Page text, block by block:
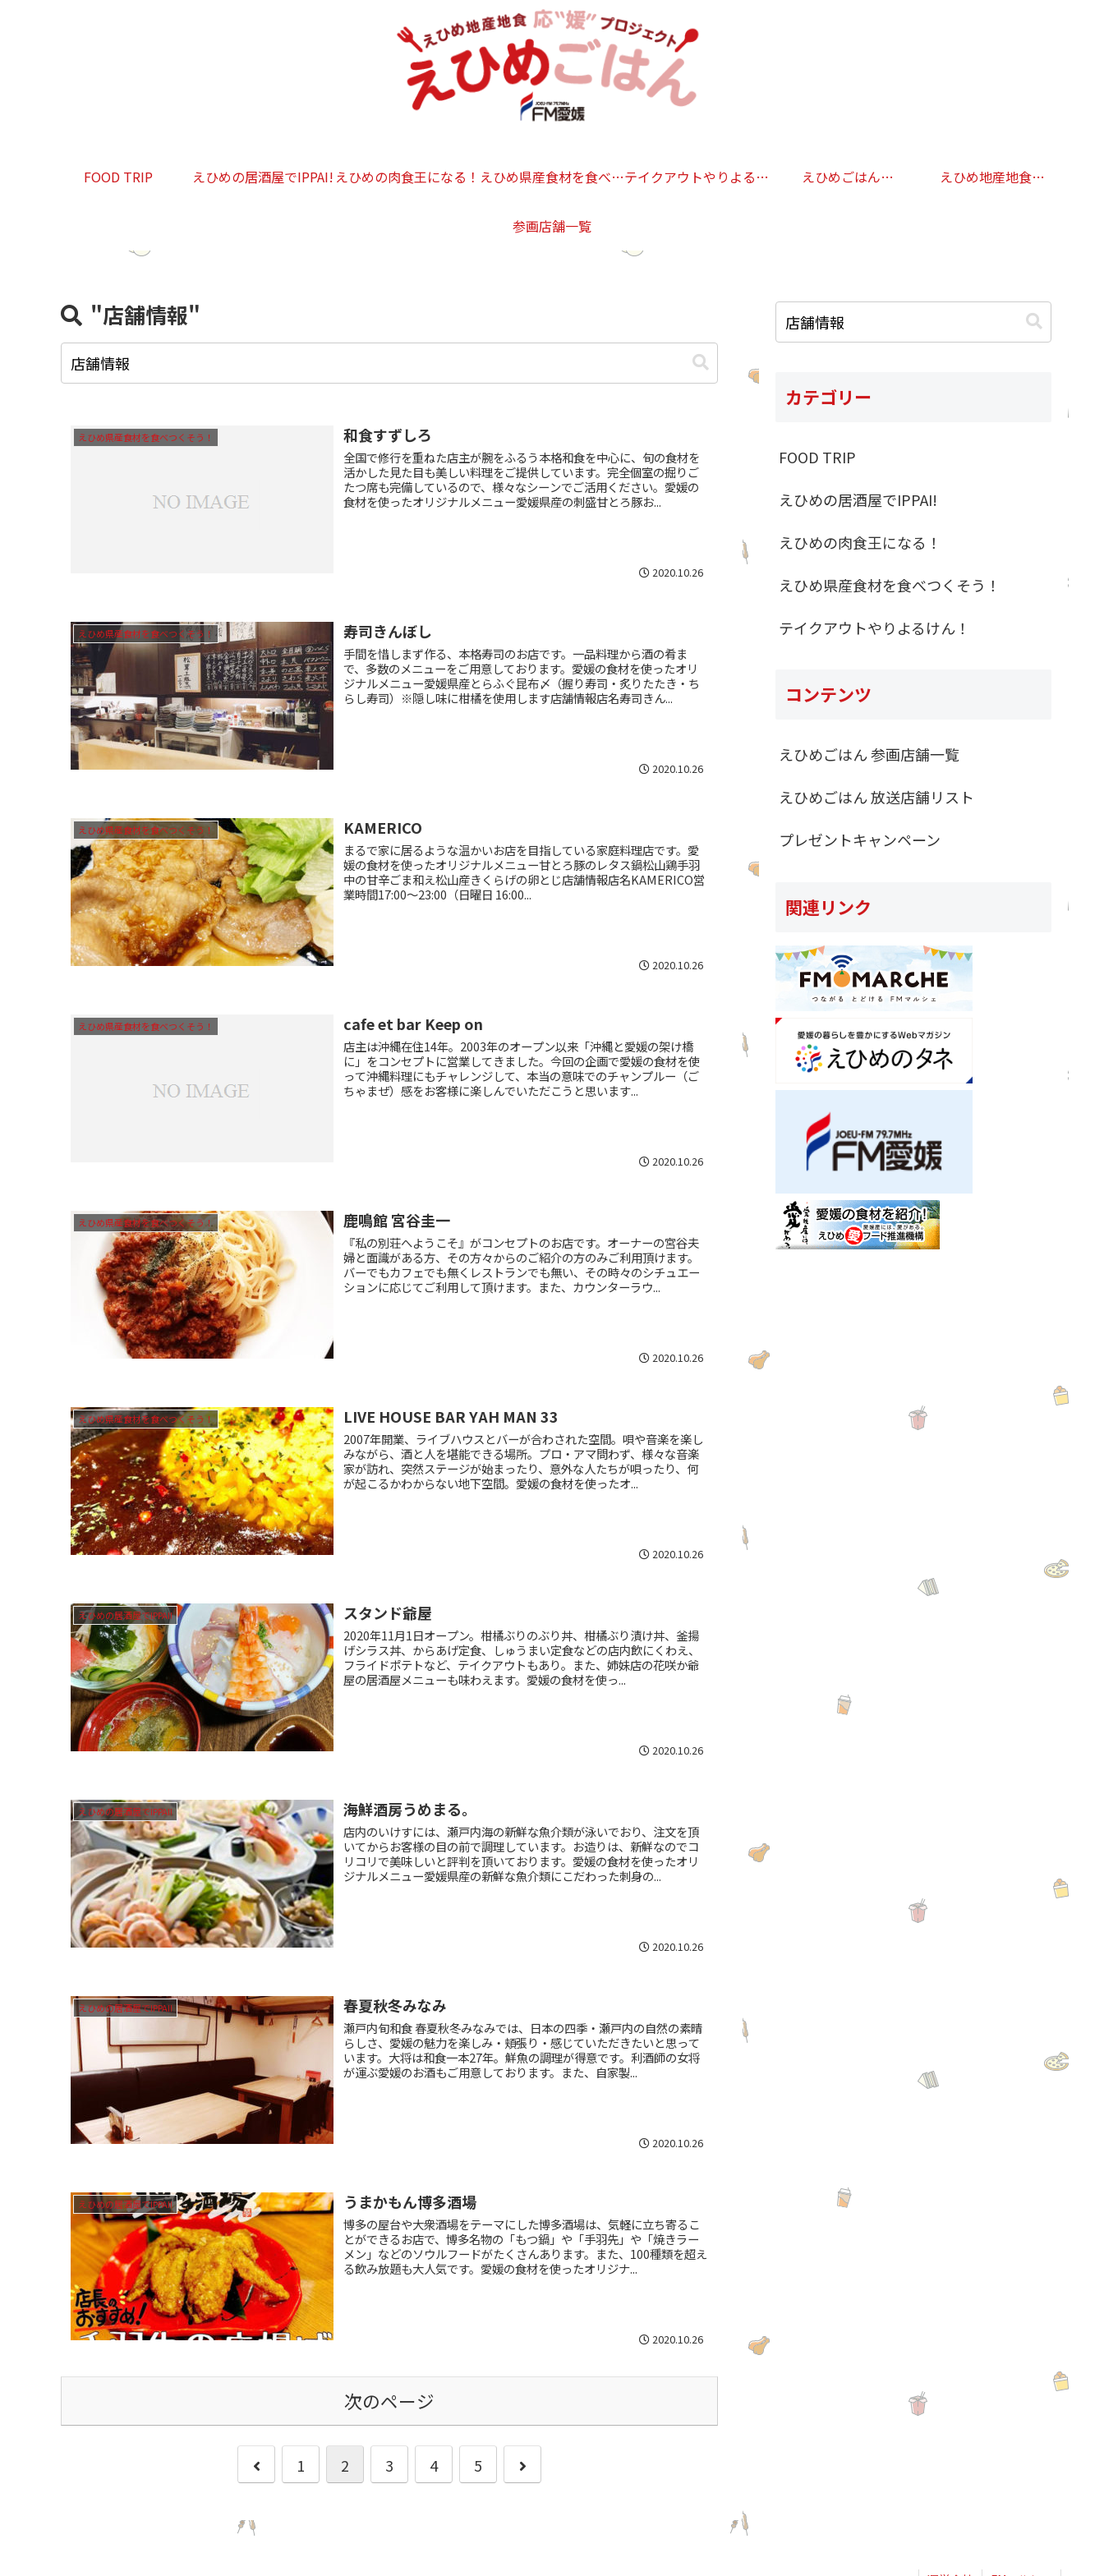
FOOD TRIP えひめの居酒屋でIPPAI! えひめの肉食王になる！ えひめ県産食材を食べつ
くそう！
テイクアウトやりよるけ えひめごはん
キャンペーン
えひめ地産地食
参画店舗一覧
"店舗情報"
えひめ県産食材を食べつくそう！ 和食すずしろ
全国で修行を重ねた店主が腕をふるう本格和食を中心に、旬の食材を
活かした見た目も美しい料理をご提供しています。完全個室の掘りご
たつ席も完備しているので、様々なシーンでご活用ください。愛媛の
食材を使ったオリジナルメニュー愛媛県産の刺盛甘とろ豚お...
2020.10.26
えひめ県産食材を食べつくそう！ 寿司きんぼし
手間を惜しまず作る、本格寿司のお店です。一品料理から酒の肴ま
で、多数のメニューをご用意しております。愛媛の食材を使ったオリ
ジナルメニュー愛媛県産とらふぐ昆布〆（握り寿司・炙りたたき・ち
らし寿司）※隠し味に柑橘を使用します店舗情報店名寿司きん...
2020.10.26
えひめ県産食材を食べつくそう！ KAMERICO
まるで家に居るような温かいお店を目指している家庭料理店です。愛
媛の食材を使ったオリジナルメニュー甘とろ豚のレタス鍋松山鶏手羽
中の甘辛ごま和え松山産きくらげの卵とじ店舗情報店名KAMERICO営
業時間17:00～23:00（日曜日 16:00...
2020.10.26
えひめ県産食材を食べつくそう！ cafe et bar Keep on
店主は沖縄在住14年。2003年のオープン以来「沖縄と愛媛の架け橋
に」をコンセプトに営業してきました。今回の企画で愛媛の食材を使
って沖縄料理にもチャレンジして、本当の意味でのチャンプルー（ご
ちゃまぜ）感をお客様に楽しんでいただこうと思います...
2020.10.26
えひめ県産食材を食べつくそう！ 鹿鳴館 宮谷圭一
『私の別荘へようこそ』がコンセプトのお店です。オーナーの宮谷夫
婦と面識がある方、その方々からのご紹介の方のみご利用頂けます。
バーでもカフェでも無くレストランでも無い、その時々のシチュエー
ションに応じてご利用して頂けます。また、カウンターラウ...
2020.10.26
えひめ県産食材を食べつくそう！ LIVE HOUSE BAR YAH MAN 33
2007年開業、ライブハウスとバーが合わされた空間。唄や音楽を楽し
みながら、酒と人を堪能できる場所。プロ・アマ問わず、様々な音楽
家が訪れ、突然ステージが始まったり、意外な人たちが唄ったり、何
が起こるかわからない地下空間。愛媛の食材を使ったオ...
2020.10.26
えひめの居酒屋でIPPAI! スタンド爺屋
2020年11月1日オープン。柑橘ぶりのぶり丼、柑橘ぶり漬け丼、釜揚
げシラス丼、からあげ定食、しゅうまい定食などの店内飲にくわえ、
フライドポテトなど、テイクアウトもあり。また、姉妹店の花咲か爺
屋の居酒屋メニューも味わえます。愛媛の食材を使っ...
2020.10.26
えひめの居酒屋でIPPAI! 海鮮酒房うめまる。
店内のいけすには、瀬戸内海の新鮮な魚介類が泳いでおり、注文を頂
いてからお客様の目の前で調理しています。お造りは、新鮮なのでコ
リコリで美味しいと評判を頂いております。愛媛の食材を使ったオリ
ジナルメニュー愛媛県産の新鮮な魚介類にこだわった刺身の...
2020.10.26
えひめの居酒屋でIPPAI! 春夏秋冬みなみ
瀬戸内旬和食 春夏秋冬みなみでは、日本の四季・瀬戸内の自然の素晴
らしさ、愛媛の魅力を楽しみ・頬張り・感じていただきたいと思って
います。大将は和食一本27年。鮮魚の調理が得意です。利酒師の女将
が運ぶ愛媛のお酒もご用意しております。また、自家製...
2020.10.26
えひめの居酒屋でIPPAI! うまかもん博多酒場
博多の屋台や大衆酒場をテーマにした博多酒場は、気軽に立ち寄るこ
とができるお店で、博多名物の「もつ鍋」や「手羽先」や「焼きラー
メン」などのソウルフードがたくさんあります。また、100種類を超え
る飲み放題も大人気です。愛媛の食材を使ったオリジナ...
2020.10.26
次のページ
1 2 3 4 5
カテゴリー
FOOD TRIP
えひめの居酒屋でIPPAI!
えひめの肉食王になる！
えひめ県産食材を食べつくそう！
テイクアウトやりよるけん！
コンテンツ
えひめごはん 参画店舗一覧
えひめごはん 放送店舗リスト
プレゼントキャンペーン
関連リンク